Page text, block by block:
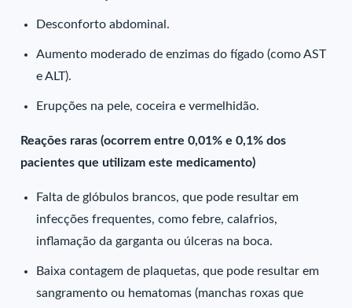
Desconforto abdominal.
Aumento moderado de enzimas do fígado (como AST
e ALT).
Erupções na pele, coceira e vermelhidão.
Reações raras (ocorrem entre 0,01% e 0,1% dos
pacientes que utilizam este medicamento)
Falta de glóbulos brancos, que pode resultar em
infecções frequentes, como febre, calafrios,
inflamação da garganta ou úlceras na boca.
Baixa contagem de plaquetas, que pode resultar em
sangramento ou hematomas (manchas roxas que